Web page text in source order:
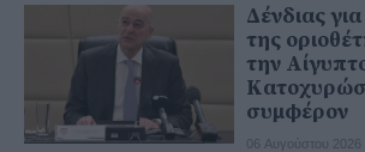
Δένδιας
της
την
συμφέρον
06 Αυγούστου 2026